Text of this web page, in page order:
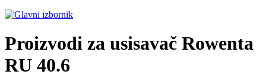
Proizvodi za usisavač Rowenta
RU 40.6